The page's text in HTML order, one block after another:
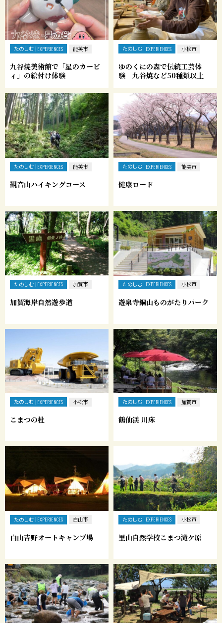
たのしむ EXPERIENCES 能美市
九谷焼美術館で「星のカービ
ィ」の絵付け体験
たのしむ EXPERIENCES 小松市
ゆのくにの森で伝統工芸体
験 九谷焼など50種類以上
たのしむ EXPERIENCES 能美市
観音山ハイキングコース
たのしむ EXPERIENCES 能美市
健康ロード
たのしむ EXPERIENCES 加賀市
加賀海岸自然遊歩道
たのしむ EXPERIENCES 小松市
遊泉寺銅山ものがたりパーク
たのしむ EXPERIENCES 小松市
こまつの杜
たのしむ EXPERIENCES 加賀市
鶴仙渓 川床
たのしむ EXPERIENCES 白山市
白山吉野オートキャンプ場
たのしむ EXPERIENCES 小松市
里山自然学校こまつ滝ケ原